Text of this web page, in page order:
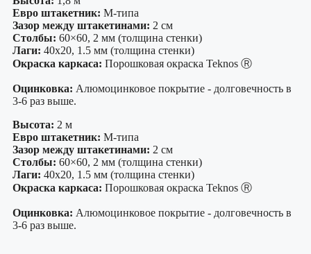
Евро штакетник: М-типа
Зазор между штакетинами: 2 см
Столбы: 60×60, 2 мм (толщина стенки)
Лаги: 40х20, 1.5 мм (толщина стенки)
Окраска каркаса: Порошковая окраска Teknos Ⓡ
Оцинковка: Алюмоцинковое покрытие - долговечность в
3-6 раз выше.
Высота: 2 м
Евро штакетник: М-типа
Зазор между штакетинами: 2 см
Столбы: 60×60, 2 мм (толщина стенки)
Лаги: 40х20, 1.5 мм (толщина стенки)
Окраска каркаса: Порошковая окраска Teknos Ⓡ
Оцинковка: Алюмоцинковое покрытие - долговечность в
3-6 раз выше.